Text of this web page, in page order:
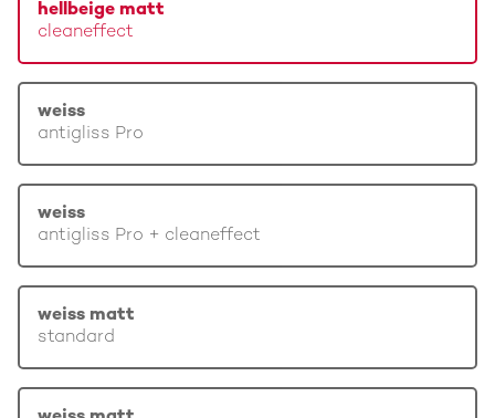
hellbeige matt
cleaneffect
weiss
antigliss Pro
weiss
antigliss Pro + cleaneffect
weiss matt
standard